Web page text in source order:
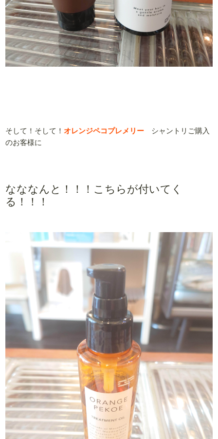
そして！そして！オレンジペコプレメリー シャントリご購入
のお客様に
なななんと！！！こちらが付いてく
る！！！